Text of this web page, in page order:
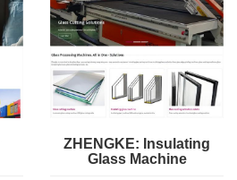
ZHENGKE: Insulating
Glass Machine